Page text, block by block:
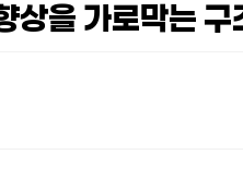
상을 가로막는